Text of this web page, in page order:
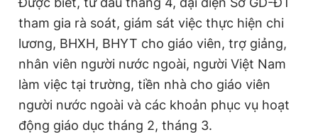
tham gia rà soát, giám sát việc thực hiện chi
lương, BHXH, BHYT cho giáo viên, trợ giảng,
nhân viên người nước ngoài, người Việt Nam
làm việc tại trường, tiền nhà cho giáo viên
người nước ngoài và các khoản phục vụ hoạt
động giáo dục tháng 2, tháng 3.